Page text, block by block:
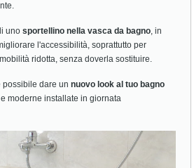
unosportellino nella vasca da bagno, in
l'accessibilità, soprattutto per
ridotta, senza doverla sostituire.
possibile dare unnuovo look al tuo bagno
moderne installate in giornata